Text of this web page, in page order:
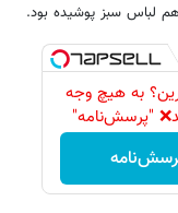
لباس سبز پوشیده بود.
به هیچ وجه
"پرسش‌نامه"